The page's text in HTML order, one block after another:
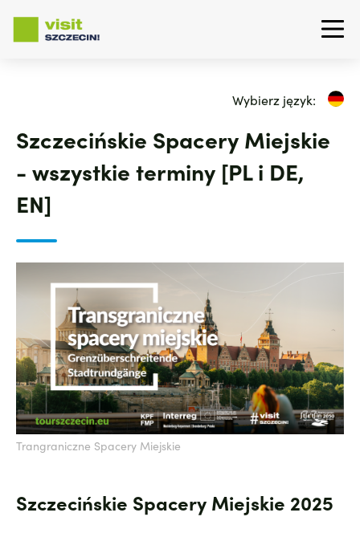
Wybierz język:
Szczecińskie Spacery Miejskie
- wszystkie terminy [PL i DE,
EN]
Trangraniczne Spacery Miejskie
Szczecińskie Spacery Miejskie 2025